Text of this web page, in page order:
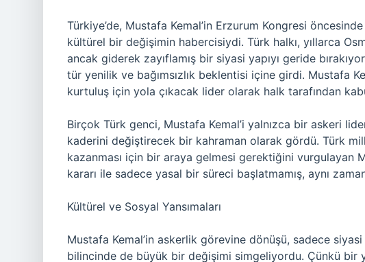
Türkiye’de, Mustafa Kemal’in Erzurum Kongresi
kültürel bir değişimin habercisiydi. Türk halkı, yıllarca
ancak giderek zayıflamış bir siyasi yapıyı geride
tür yenilik ve bağımsızlık beklentisi içine girdi. Mustafa
kurtuluş için yola çıkacak lider olarak halk tarafından
Birçok Türk genci, Mustafa Kemal’i yalnızca bir askeri
kaderini değiştirecek bir kahraman olarak gördü. Türk
kazanması için bir araya gelmesi gerektiğini vurgulayan
kararı ile sadece yasal bir süreci başlatmamış, aynı
Kültürel ve Sosyal Yansımaları
Mustafa Kemal’in askerlik görevine dönüşü, sadece
bilincinde de büyük bir değişimi simgeliyordu. Çünkü bir